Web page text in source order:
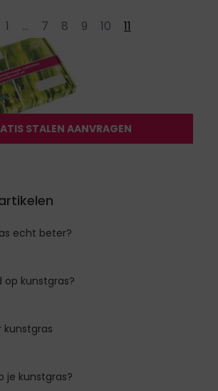
1 ... 7 8 9 10 11
STALEN AANVRAGEN
echt beter?
op kunstgras?
kunstgras
je kunstgras?